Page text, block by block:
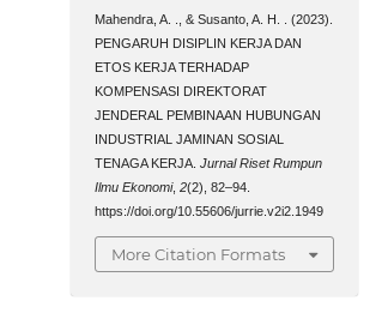
Mahendra, A. ., & Susanto, A. H. . (2023).
PENGARUH DISIPLIN KERJA DAN
ETOS KERJA TERHADAP
KOMPENSASI DIREKTORAT
JENDERAL PEMBINAAN HUBUNGAN
INDUSTRIAL JAMINAN SOSIAL
TENAGA KERJA.Jurnal Riset Rumpun
Ilmu Ekonomi,2(2), 82–94.
https://doi.org/10.55606/jurrie.v2i2.1949
More Citation Formats